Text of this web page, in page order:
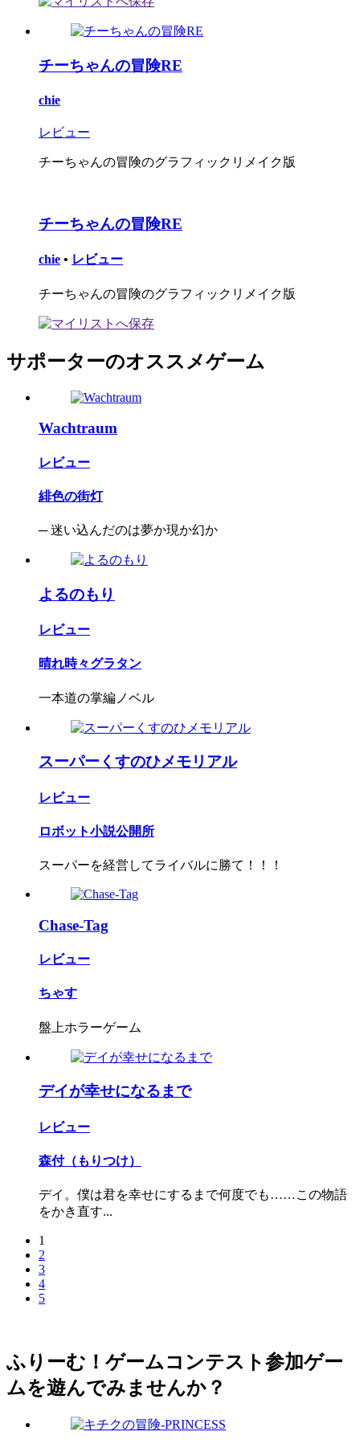
チーちゃんの冒険RE
chie
レビュー
チーちゃんの冒険のグラフィックリメイク版
チーちゃんの冒険RE
chie • レビュー
チーちゃんの冒険のグラフィックリメイク版
サポーターのオススメゲーム
Wachtraum
レビュー
緋色の街灯
─ 迷い込んだのは夢か現か幻か
よるのもり
レビュー
晴れ時々グラタン
一本道の掌編ノベル
スーパーくすのひメモリアル
レビュー
ロボット小説公開所
スーパーを経営してライバルに勝て！！！
Chase-Tag
レビュー
ちゃす
盤上ホラーゲーム
デイが幸せになるまで
レビュー
森付（もりつけ）
デイ。僕は君を幸せにするまで何度でも……この物語
をかき直す...
1
2
3
4
5
ふりーむ！ゲームコンテスト参加ゲー
ムを遊んでみませんか？